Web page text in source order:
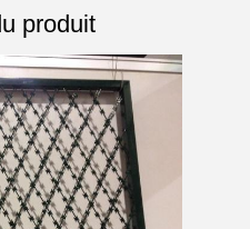
produit